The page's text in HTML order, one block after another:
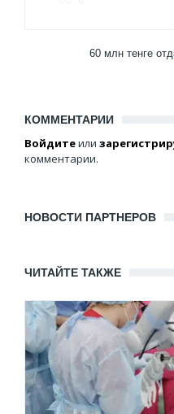
60 млн тенге
КОММЕНТАРИИ
Войдитеили
комментарии.
НОВОСТИ ПАРТНЕРОВ
ЧИТАЙТЕ ТАКЖЕ